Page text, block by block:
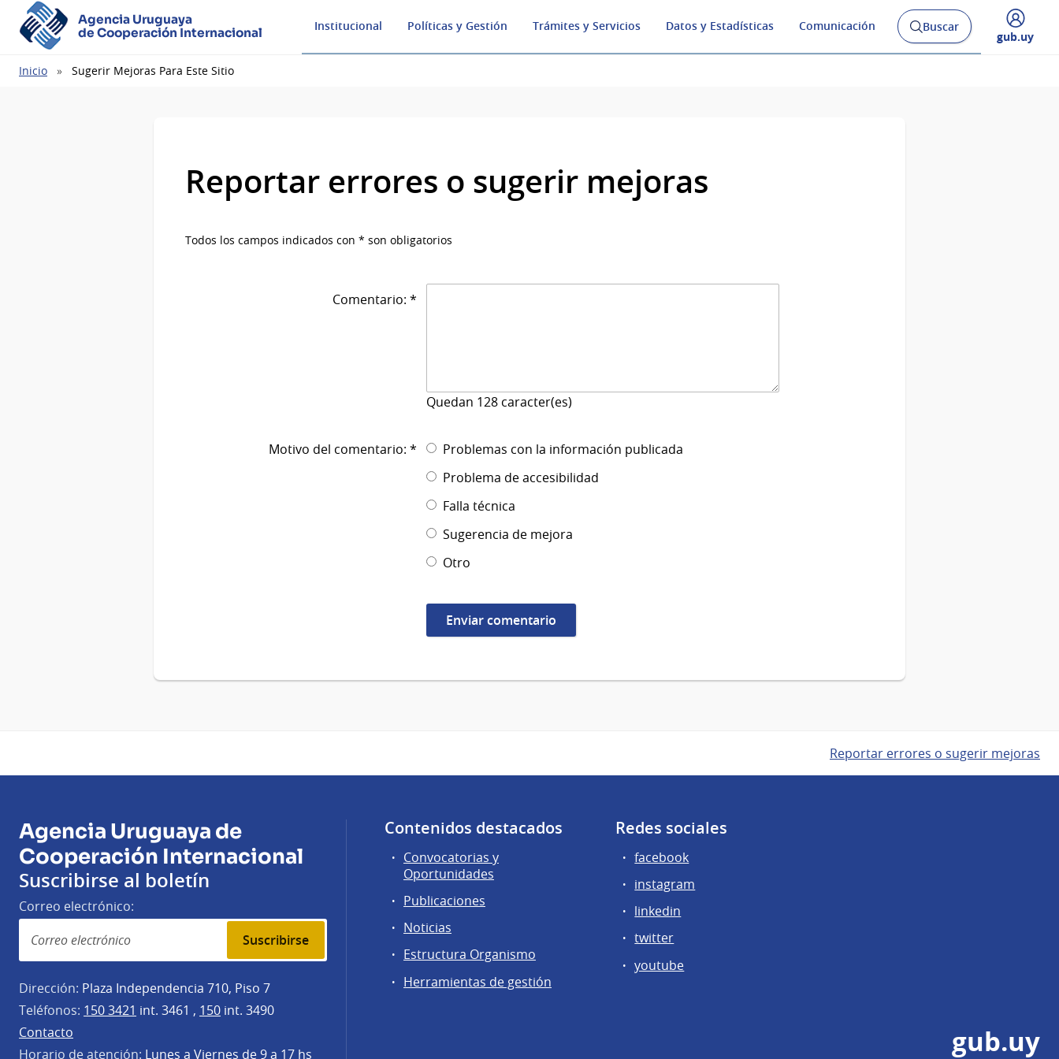
Agencia Uruguaya
de Cooperación Internacional
Institucional Políticas y Gestión Trámites y Servicios Datos y Estadísticas Comunicación
Abrir
buscador
Buscar
Desplegar
gub.uy
Ruta
Inicio Sugerir Mejoras Para Este Sitio
Reportar errores o sugerir mejoras
Todos los campos indicados con * son obligatorios
Comentario: *
Quedan 128 caracter(es)
Motivo del comentario: *
Problemas con la información publicada
Problema de accesibilidad
Falla técnica
Sugerencia de mejora
Otro
Reportar errores o sugerir mejoras
Agencia Uruguaya de
Cooperación Internacional
Suscribirse al boletín
Correo electrónico:
Suscribirse
Dirección: Plaza Independencia 710, Piso 7
Teléfonos: 150 3421 int. 3461 , 150 int. 3490
Contacto
Horario de atención: Lunes a Viernes de 9 a 17 hs
Contenidos destacados
Convocatorias y
Oportunidades
Publicaciones
Noticias
Estructura Organismo
Herramientas de gestión
Redes sociales
facebook
instagram
linkedin
twitter
youtube
gub.uy